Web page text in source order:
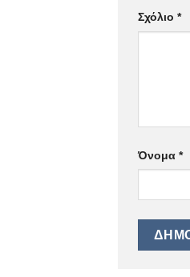
Σχόλιο *
Όνομα *